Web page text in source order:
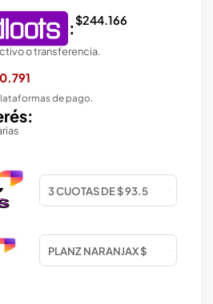
:$244.166
o transferencia.
de pago.